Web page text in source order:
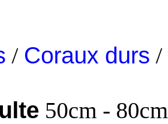
/ Coraux durs /
50cm - 80cm